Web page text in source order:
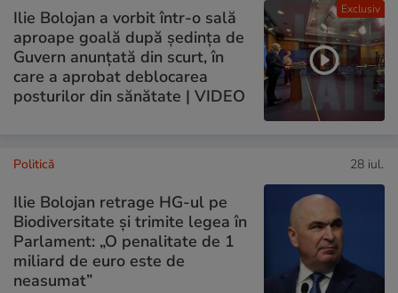
Exclusiv
Ilie Bolojan a vorbit într-o sală
aproape goală după ședința de
Guvern anunțată din scurt, în
care a aprobat deblocarea
posturilor din sănătate | VIDEO
Politică 28 iul.
Ilie Bolojan retrage HG-ul pe
Biodiversitate și trimite legea în
Parlament: „O penalitate de 1
miliard de euro este de
neasumat”